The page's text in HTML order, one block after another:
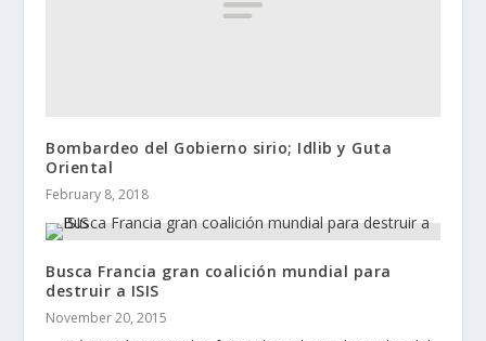
Bombardeo del Gobierno sirio; Idlib y Guta
Oriental
February 8, 2018
Busca Francia gran coalición mundial para
destruir a ISIS
November 20, 2015